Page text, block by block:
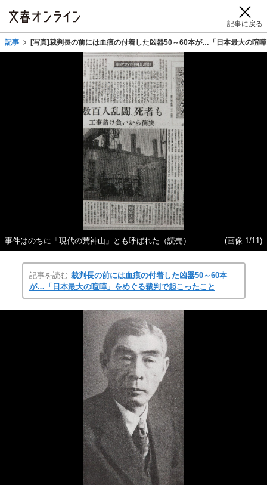
記事に戻る
記事 [写真]裁判長の前には血痕の付着した凶器50～60本が…「日本最大の喧
事件はのちに「現代の荒神山」とも呼ばれた（読売） (画像 1/11)
記事を読む 裁判長の前には血痕の付着した凶器50～60本
が…「日本最大の喧嘩」をめぐる裁判で起こったこと